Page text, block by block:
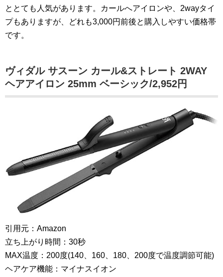
ととても人気があります。カールへアイロンや、2wayタイ
プもありますが、どれも3,000円前後と購入しやすい価格帯
です。
ヴィダル サスーン カール&ストレート 2WAY
ヘアアイロン 25mm ベーシック/2,952円
引用元：Amazon
立ち上がり時間：30秒
MAX温度：200度(140、160、180、200度で温度調節可能)
ヘアケア機能：マイナスイオン